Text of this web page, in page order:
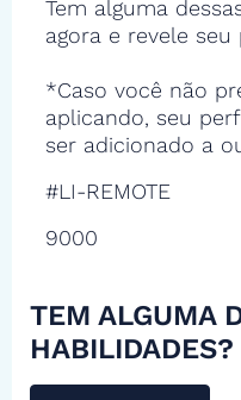
Tem alguma
agora e revele seu
*Caso você não
aplicando, seu
ser adicionado a
#LI-REMOTE
9000
TEM ALGUMA
HABILIDADES?